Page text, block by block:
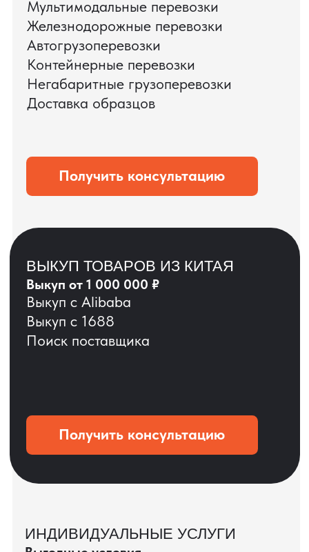
ЗАПРОСИТЬ ВИДЕО
ДО ОПЛАТЫ?
ОСТАВЬТЕ ЗАЯВКУ
Мы вернёмся с расчётом и фото после
технической проверки
+7
КЕЙС ПАО «РОСТЕЛЕКОМ»